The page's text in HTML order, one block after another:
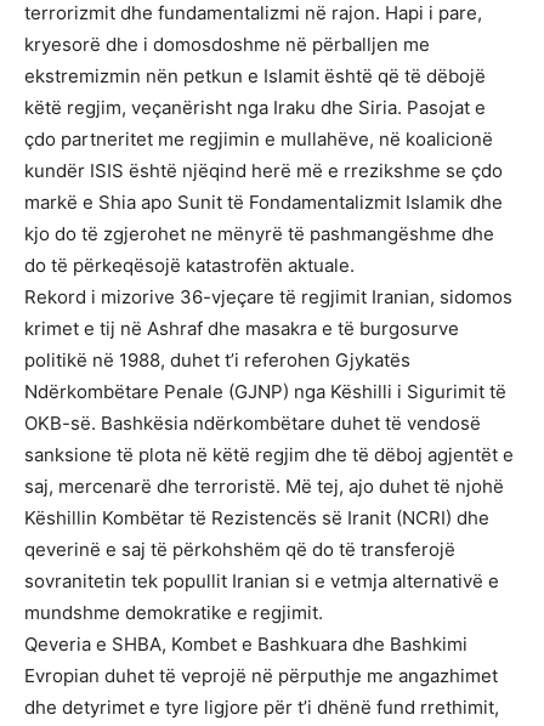
terrorizmit dhe fundamentalizmi në rajon. Hapi i pare,
kryesorë dhe i domosdoshme në përballjen me
ekstremizmin nën petkun e Islamit është që të dëbojë
këtë regjim, veçanërisht nga Iraku dhe Siria. Pasojat e
çdo partneritet me regjimin e mullahëve, në koalicionë
kundër ISIS është njëqind herë më e rrezikshme se çdo
markë e Shia apo Sunit të Fondamentalizmit Islamik dhe
kjo do të zgjerohet ne mënyrë të pashmangëshme dhe
do të përkeqësojë katastrofën aktuale.
Rekord i mizorive 36-vjeçare të regjimit Iranian, sidomos
krimet e tij në Ashraf dhe masakra e të burgosurve
politikë në 1988, duhet t’i referohen Gjykatës
Ndërkombëtare Penale (GJNP) nga Këshilli i Sigurimit të
OKB-së. Bashkësia ndërkombëtare duhet të vendosë
sanksione të plota në këtë regjim dhe të dëboj agjentët e
saj, mercenarë dhe terroristë. Më tej, ajo duhet të njohë
Këshillin Kombëtar të Rezistencës së Iranit (NCRI) dhe
qeverinë e saj të përkohshëm që do të transferojë
sovranitetin tek popullit Iranian si e vetmja alternativë e
mundshme demokratike e regjimit.
Qeveria e SHBA, Kombet e Bashkuara dhe Bashkimi
Evropian duhet të veprojë në përputhje me angazhimet
dhe detyrimet e tyre ligjore për t’i dhënë fund rrethimit,